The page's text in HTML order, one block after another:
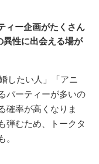
ィー企画がたくさん
性に出会える場が
したい人」「アニ
パーティーが多いの
確率が高くなりま
弾むため、トークタ